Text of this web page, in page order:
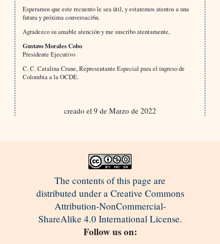
Esperamos que este recuento le sea útil, y estaremos atentos a una
futura y próxima conversaci6n.
Agradezco su amable atención y me suscribo atentamente,
Gustavo Morales Cobo
Presidente Ejecutivo
C. C. Catalina Crane, Representante Especial para el ingreso de
Colombia a la OCDE.
creado el 9 de Marzo de 2022
The contents of this page are
distributed under a Creative Commons
Attribution-NonCommercial-
ShareAlike 4.0 International License.
Follow us on: